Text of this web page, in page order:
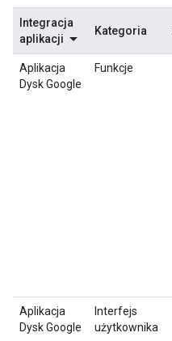
Integracja
aplikacji
Kategoria
Aplikacja
Dysk Google
Funkcje
Aplikacja
Dysk Google
Interfejs
użytkownika